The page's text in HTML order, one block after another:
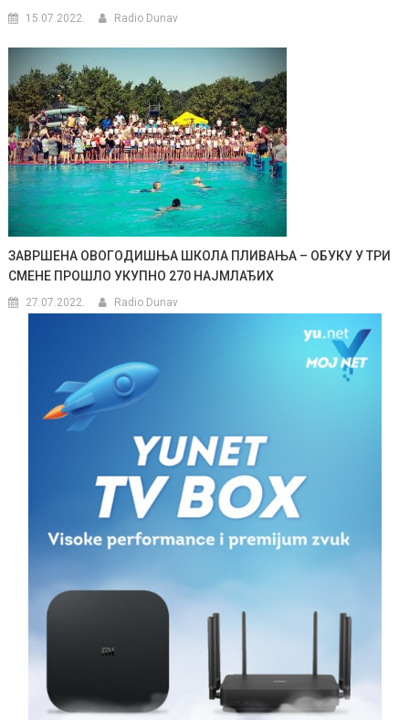
15.07.2022. Radio Dunav
ЗАВРШЕНА ОВОГОДИШЊА ШКОЛА ПЛИВАЊА – ОБУКУ У ТРИ
СМЕНЕ ПРОШЛО УКУПНО 270 НАЈМЛАЂИХ
27.07.2022. Radio Dunav